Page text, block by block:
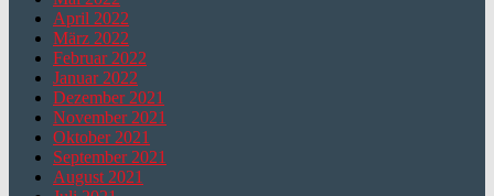
April 2022
März 2022
Februar 2022
Januar 2022
Dezember 2021
November 2021
Oktober 2021
September 2021
August 2021